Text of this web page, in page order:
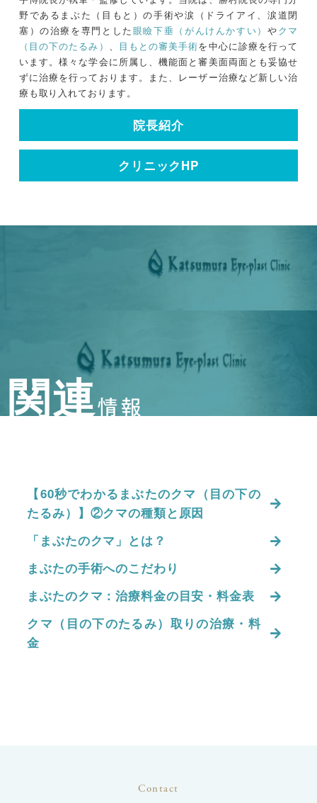
野であるまぶた（目もと）の手術や涙（ドライアイ、涙道閉
塞）の治療を専門とした眼瞼下垂（がんけんかすい） やクマ
（目の下のたるみ） 、 目もとの審美手術を中心に診療を行って
います。様々な学会に所属し、機能面と審美面両面とも妥協せ
ずに治療を行っております。また、レーザー治療など新しい治
療も取り入れております。
院長紹介
クリニックHP
関連情報
【60秒でわかるまぶたのクマ（目の下の
たるみ）】②クマの種類と原因
「まぶたのクマ」とは？
まぶたの手術へのこだわり
まぶたのクマ：治療料金の目安・料金表
クマ（目の下のたるみ）取りの治療・料
金
Contact